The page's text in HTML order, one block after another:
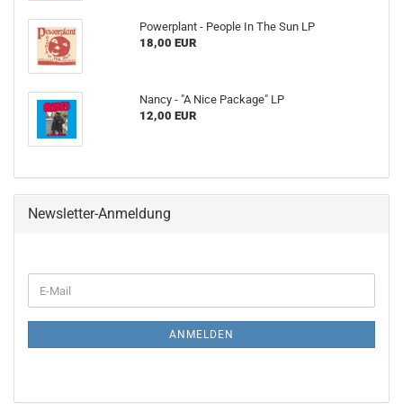
Powerplant - People In The Sun LP
18,00 EUR
Nancy - "A Nice Package" LP
12,00 EUR
Newsletter-Anmeldung
ZUR
E-
Mail
ANMELDEN